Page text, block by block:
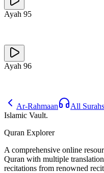
Ayah 95
Ayah 96
Ar-Rahmaan All Surahs
Islamic Vault.
Quran Explorer
A comprehensive online
Quran with multiple
recitations from renowned